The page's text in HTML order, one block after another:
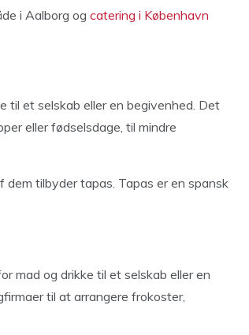
i Aalborg og catering i København
til et selskab eller en begivenhed. Det
eller fødselsdage, til mindre
tilbyder tapas. Tapas er en spansk
mad og drikke til et selskab eller en
til at arrangere frokoster,